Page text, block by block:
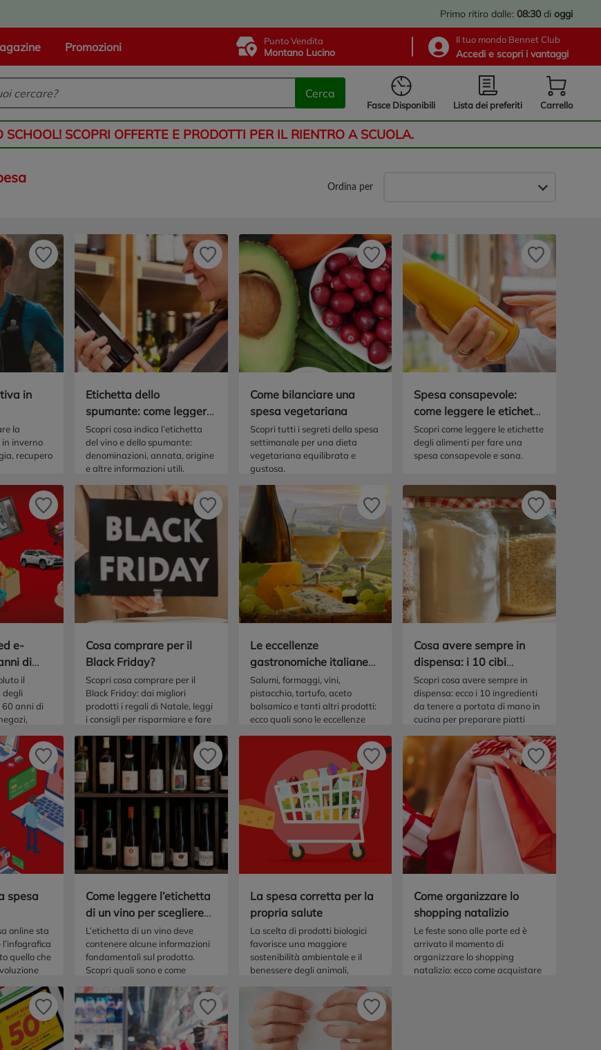
Primo ritiro dalle: 08:30 di oggi
Promozioni Punto Vendita
Montano Lucino
Il tuo mondo Bennet Club
Accedi e scopri i vantaggi
Cerca
Fasce Disponibili Lista dei preferiti Carrello
SCHOOL! SCOPRI OFFERTE E PRODOTTI PER IL RIENTRO A SCUOLA.
Ordina per
in
la
inverno
recupero
Etichetta dello
spumante: come leggerla
e cosa indica
Scopri cosa indica l’etichetta
del vino e dello spumante:
denominazioni, annata, origine
e altre informazioni utili.
Come bilanciare una
spesa vegetariana
Scopri tutti i segreti della spesa
settimanale per una dieta
vegetariana equilibrata e
gustosa.
Spesa consapevole:
come leggere le etichette
alimentari e scegliere
bene
Scopri come leggere le etichette
degli alimenti per fare una
spesa consapevole e sana.
e-
di
il
degli
anni di
Cosa comprare per il
Black Friday?
Scopri cosa comprare per il
Black Friday: dai migliori
prodotti i regali di Natale, leggi
i consigli per risparmiare e fare
vantaggiose!
Le eccellenze
gastronomiche italiane
più famose nel mondo
Salumi, formaggi, vini,
pistacchio, tartufo, aceto
balsamico e tanti altri prodotti:
ecco quali sono le eccellenze
Cosa avere sempre in
dispensa: i 10 cibi
essenziali
Scopri cosa avere sempre in
dispensa: ecco i 10 ingredienti
da tenere a portata di mano in
cucina per preparare piatti
spesa
online sta
quello che
Come leggere l’etichetta
di un vino per scegliere
quello giusto
L’etichetta di un vino deve
contenere alcune informazioni
fondamentali sul prodotto.
Scopri quali sono e come
giusto.
La spesa corretta per la
propria salute
La scelta di prodotti biologici
favorisce una maggiore
sostenibilità ambientale e il
benessere degli animali,
produttivo più rispettoso e
consapevole.
Come organizzare lo
shopping natalizio
Le feste sono alle porte ed è
arrivato il momento di
organizzare lo shopping
natalizio: ecco come acquistare